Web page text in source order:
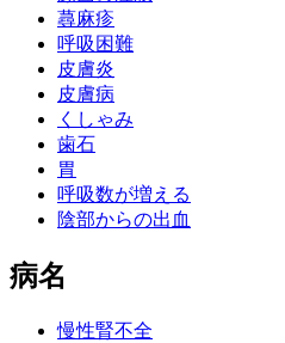
蕁麻疹
呼吸困難
皮膚炎
皮膚病
くしゃみ
歯石
胃
呼吸数が増える
陰部からの出血
病名
慢性腎不全